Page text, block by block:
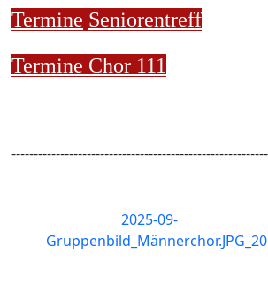
Termine Seniorentreff
Termine Chor 111